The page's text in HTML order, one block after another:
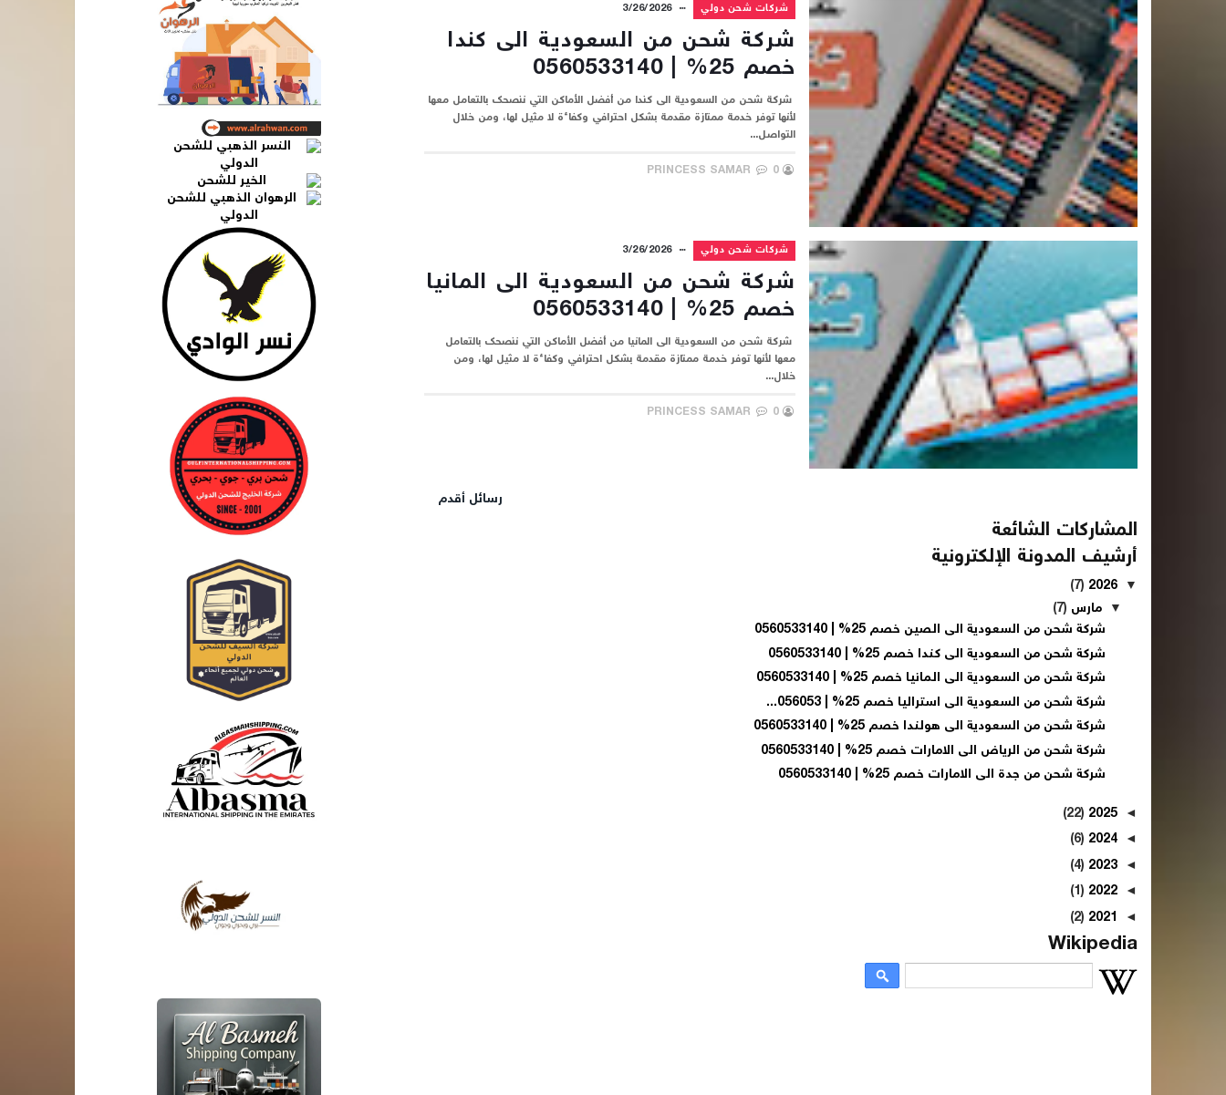
شركات شحن دولي 3/26/2026
شركة شحن من السعودية الى كندا
خصم 25% | 0560533140
شركة شحن من السعودية الى كندا من أفضل الأماكن التي ننصحك بالتعامل معها
لأنها توفر خدمة ممتازة مقدمة بشكل احترافي وكفاءة لا مثيل لها، ومن خلال
التواصل...
PRINCESS SAMAR 0
شركات شحن دولي 3/26/2026
شركة شحن من السعودية الى المانيا
خصم 25% | 0560533140
شركة شحن من السعودية الى المانيا من أفضل الأماكن التي ننصحك بالتعامل
معها لأنها توفر خدمة ممتازة مقدمة بشكل احترافي وكفاءة لا مثيل لها، ومن
خلال...
PRINCESS SAMAR 0
رسائل أقدم
المشاركات الشائعة
أرشيف المدونة الإلكترونية
▼
2026
(7)
▼ مارس (7)
شركة شحن من السعودية الى الصين خصم 25% | 0560533140
شركة شحن من السعودية الى كندا خصم 25% | 0560533140
شركة شحن من السعودية الى المانيا خصم 25% | 0560533140
شركة شحن من السعودية الى استراليا خصم 25% | 056053...
شركة شحن من السعودية الى هولندا خصم 25% | 0560533140
شركة شحن من الرياض الى الامارات خصم 25% | 0560533140
شركة شحن من جدة الى الامارات خصم 25% | 0560533140
◄
2025
(22)
◄
2024
(6)
◄
2023
(4)
◄
2022
(1)
◄
2021
(2)
Wikipedia